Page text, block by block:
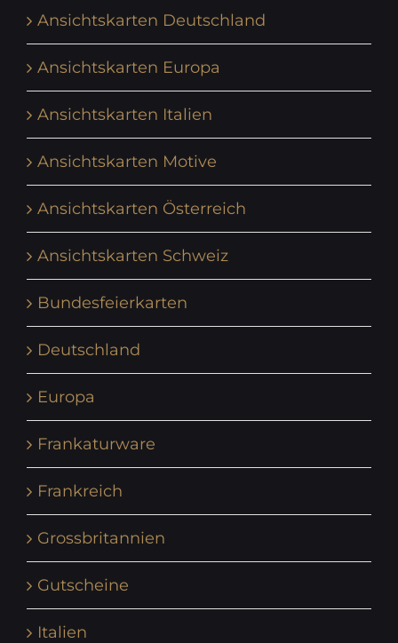
Ansichtskarten Deutschland
Ansichtskarten Europa
Ansichtskarten Italien
Ansichtskarten Motive
Ansichtskarten Österreich
Ansichtskarten Schweiz
Bundesfeierkarten
Deutschland
Europa
Frankaturware
Frankreich
Grossbritannien
Gutscheine
Italien